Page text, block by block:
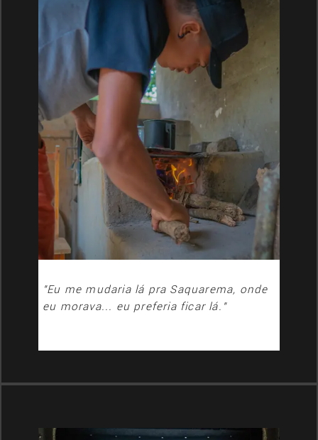
"Eu me mudaria lá pra Saquarema, onde
eu morava... eu preferia ficar lá."